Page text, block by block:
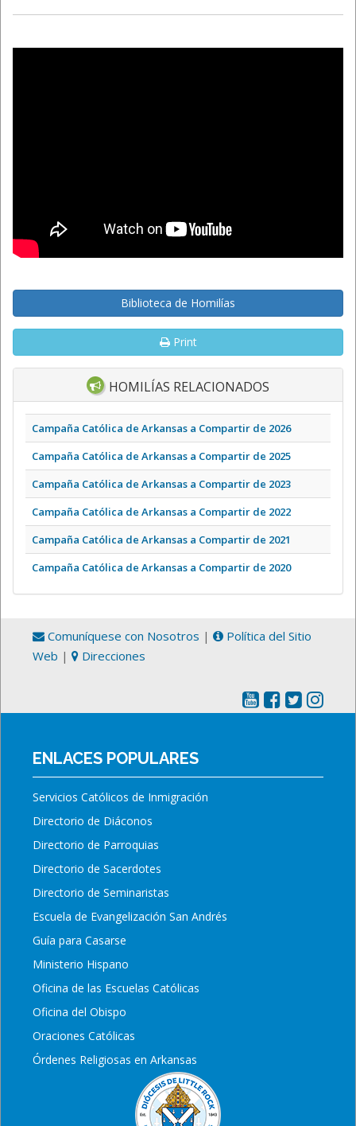
Biblioteca de Homilías
Print
HOMILÍAS RELACIONADOS
Campaña Católica de Arkansas a Compartir de 2026
Campaña Católica de Arkansas a Compartir de 2025
Campaña Católica de Arkansas a Compartir de 2023
Campaña Católica de Arkansas a Compartir de 2022
Campaña Católica de Arkansas a Compartir de 2021
Campaña Católica de Arkansas a Compartir de 2020
Comuníquese con Nosotros |
Política del Sitio
Web | Direcciones
ENLACES POPULARES
Servicios Católicos de Inmigración
Directorio de Diáconos
Directorio de Parroquias
Directorio de Sacerdotes
Directorio de Seminaristas
Escuela de Evangelización San Andrés
Guía para Casarse
Ministerio Hispano
Oficina de las Escuelas Católicas
Oficina del Obispo
Oraciones Católicas
Órdenes Religiosas en Arkansas